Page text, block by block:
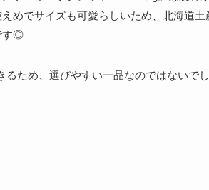
めでサイズも可愛らしいため、北海道
す◎
ため、選びやすい一品なのではないで